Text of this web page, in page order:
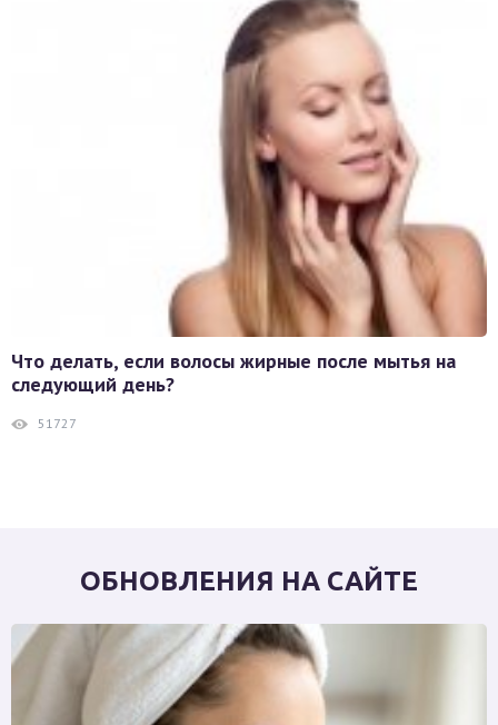
Что делать, если волосы жирные после мытья на
следующий день?
51727
ОБНОВЛЕНИЯ НА САЙТЕ